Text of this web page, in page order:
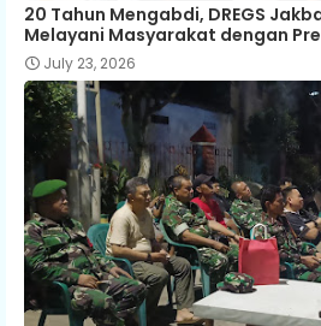
20 Tahun Mengabdi, DREGS
Melayani Masyarakat dengan
July 23, 2026